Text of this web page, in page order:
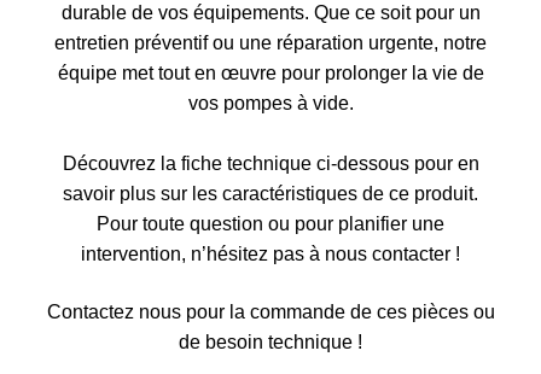
durable de vos équipements. Que ce soit pour un
entretien préventif ou une réparation urgente, notre
équipe met tout en œuvre pour prolonger la vie de
vos pompes à vide.
Découvrez la fiche technique ci-dessous pour en
savoir plus sur les caractéristiques de ce produit.
Pour toute question ou pour planifier une
intervention, n’hésitez pas à nous contacter !
Contactez nous pour la commande de ces pièces ou
de besoin technique !